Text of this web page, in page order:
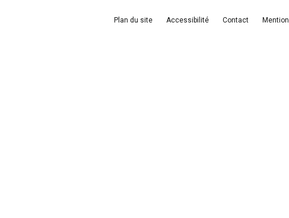
Plan du site Accessibilité Contact